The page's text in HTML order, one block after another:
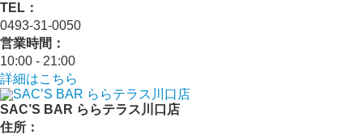
TEL：
0493-31-0050
営業時間：
10:00 - 21:00
詳細はこちら
SAC’S BAR ららテラス川口店
住所：